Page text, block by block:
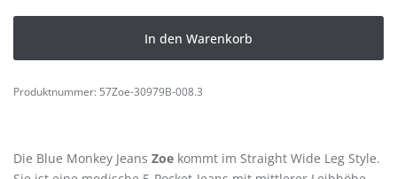
In den Warenkorb
Produktnummer: 57Zoe-30979B-008.3
Die Blue Monkey Jeans Zoe kommt im Straight Wide Leg Style.